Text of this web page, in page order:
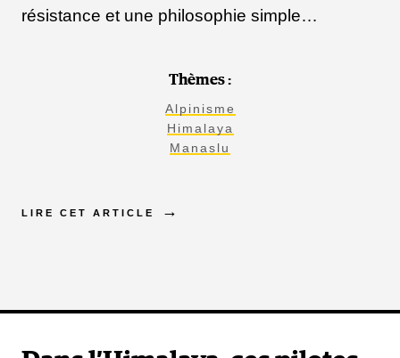
résistance et une philosophie simple…
Thèmes :
Alpinisme
Himalaya
Manaslu
LIRE CET ARTICLE